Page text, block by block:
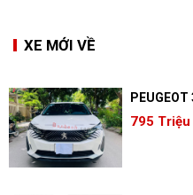
XE MỚI VỀ
795 Triệu